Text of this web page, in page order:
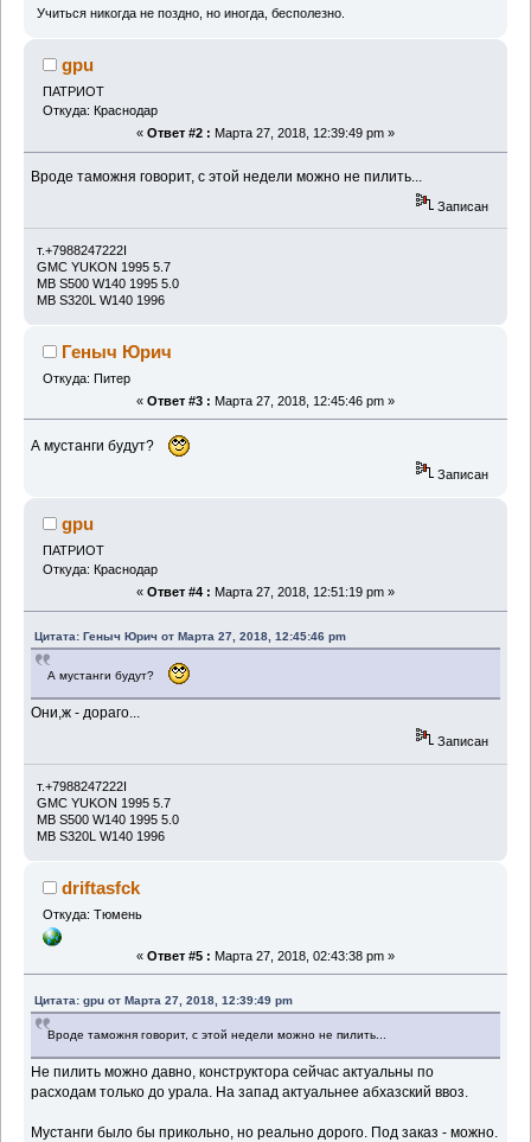
Учиться никогда не поздно, но иногда, бесполезно.
gpu
ПАТРИОТ
Откуда: Краснодар
« Ответ #2 : Марта 27, 2018, 12:39:49 pm »
Вроде таможня говорит, с этой недели можно не пилить...
Записан
т.+7988247222I
GMC YUKON 1995 5.7
MB S500 W140 1995 5.0
MB S320L W140 1996
Геныч Юрич
Откуда: Питер
« Ответ #3 : Марта 27, 2018, 12:45:46 pm »
А мустанги будут?
Записан
gpu
ПАТРИОТ
Откуда: Краснодар
« Ответ #4 : Марта 27, 2018, 12:51:19 pm »
Цитата: Геныч Юрич от Марта 27, 2018, 12:45:46 pm
А мустанги будут?
Они,ж - дораго...
Записан
т.+7988247222I
GMC YUKON 1995 5.7
MB S500 W140 1995 5.0
MB S320L W140 1996
driftasfck
Откуда: Тюмень
« Ответ #5 : Марта 27, 2018, 02:43:38 pm »
Цитата: gpu от Марта 27, 2018, 12:39:49 pm
Вроде таможня говорит, с этой недели можно не пилить...
Не пилить можно давно, конструктора сейчас актуальны по
расходам только до урала. На запад актуальнее абхазский ввоз.
Мустанги было бы прикольно, но реально дорого. Под заказ - можно.